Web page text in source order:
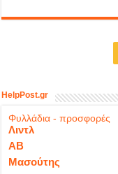
HelpPost.gr
Φυλλάδια - προσφορές
Λιντλ
ΑΒ
Μασούτης